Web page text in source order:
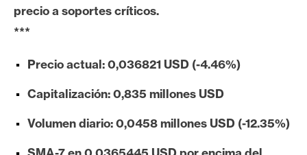
E
t
e
precio a soportes críticos.
***
Precio actual: 0,036821 USD (-4.46%)
Capitalización: 0,835 millones USD
Volumen diario: 0,0458 millones USD (-12.35%)